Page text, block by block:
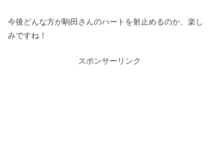
今後どんな方が駒田さんのハートを射止めるのか、楽し
みですね！
スポンサーリンク